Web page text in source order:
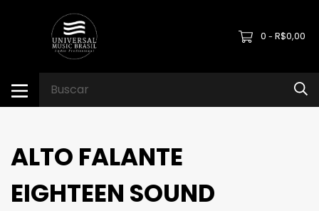
0 - R$0,00
ALTO FALANTE
EIGHTEEN SOUND